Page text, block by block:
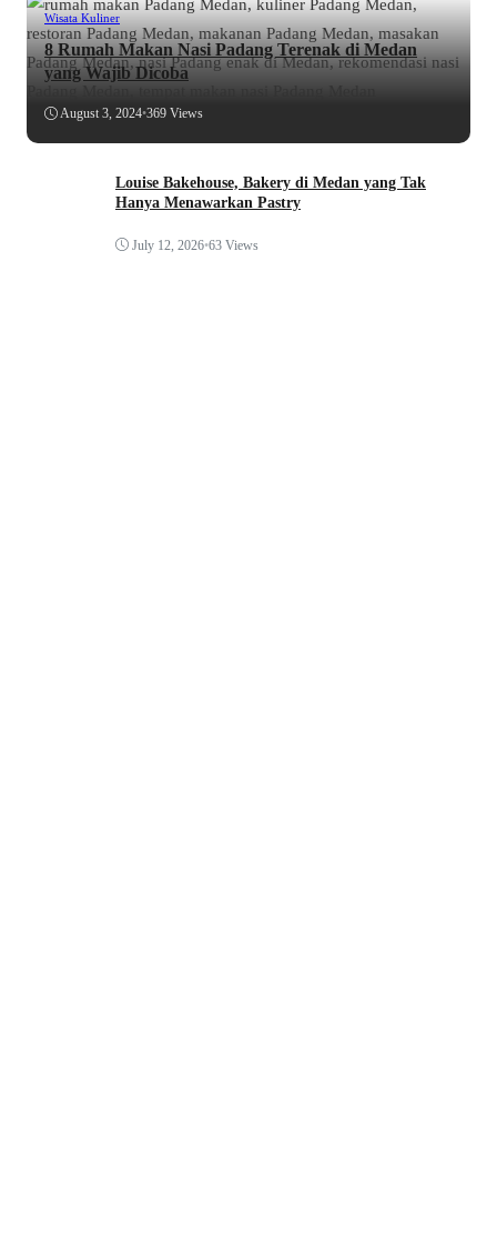
Wisata Kuliner
8 Rumah Makan Nasi Padang Terenak di Medan
yang Wajib Dicoba
August 3, 2024•369 Views
Louise Bakehouse, Bakery di Medan yang Tak
Hanya Menawarkan Pastry
July 12, 2026•63 Views